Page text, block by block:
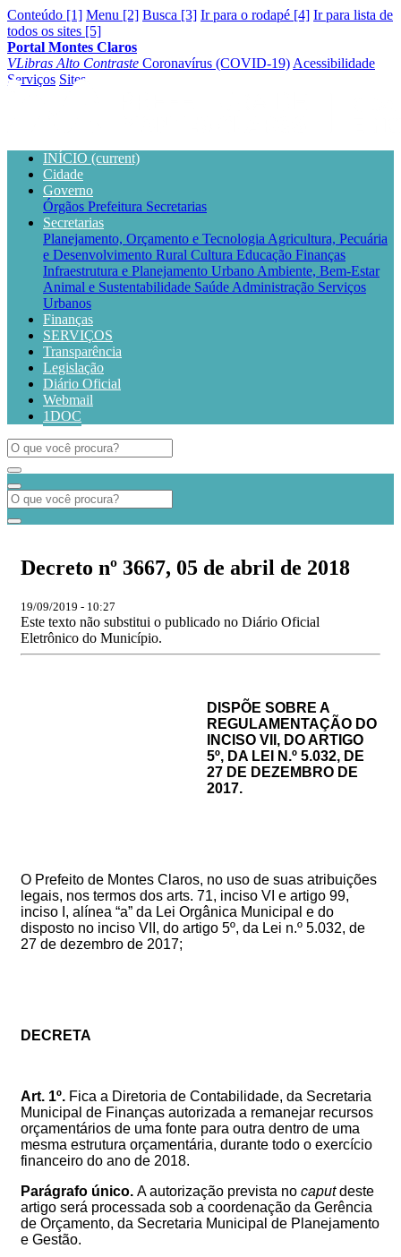
Conteúdo [1] Menu [2] Busca [3] Ir para o rodapé [4] Ir para lista de
todos os sites [5]
Portal Montes Claros
VLibras Alto Contraste Coronavírus (COVID-19) Acessibilidade
Serviços Sites
INÍCIO (current)
Cidade
Governo
Órgãos Prefeitura Secretarias
Secretarias
Planejamento, Orçamento e Tecnologia Agricultura, Pecuária
e Desenvolvimento Rural Cultura Educação Finanças
Infraestrutura e Planejamento Urbano Ambiente, Bem-Estar
Animal e Sustentabilidade Saúde Administração Serviços
Urbanos
Finanças
SERVIÇOS
Transparência
Legislação
Diário Oficial
Webmail
1DOC
Decreto nº 3667, 05 de abril de 2018
19/09/2019 - 10:27
Este texto não substitui o publicado no Diário Oficial
Eletrônico do Município.
DISPÕE SOBRE A
REGULAMENTAÇÃO DO
INCISO VII, DO ARTIGO
5º, DA LEI N.º 5.032, DE
27 DE DEZEMBRO DE
2017.
O Prefeito de Montes Claros, no uso de suas atribuições
legais, nos termos dos arts. 71, inciso VI e artigo 99,
inciso I, alínea “a” da Lei Orgânica Municipal e do
disposto no inciso VII, do artigo 5º, da Lei n.º 5.032, de
27 de dezembro de 2017;
DECRETA
Art. 1º. Fica a Diretoria de Contabilidade, da Secretaria
Municipal de Finanças autorizada a remanejar recursos
orçamentários de uma fonte para outra dentro de uma
mesma estrutura orçamentária, durante todo o exercício
financeiro do ano de 2018.
Parágrafo único. A autorização prevista no caputdeste
artigo será processada sob a coordenação da Gerência
de Orçamento, da Secretaria Municipal de Planejamento
e Gestão.